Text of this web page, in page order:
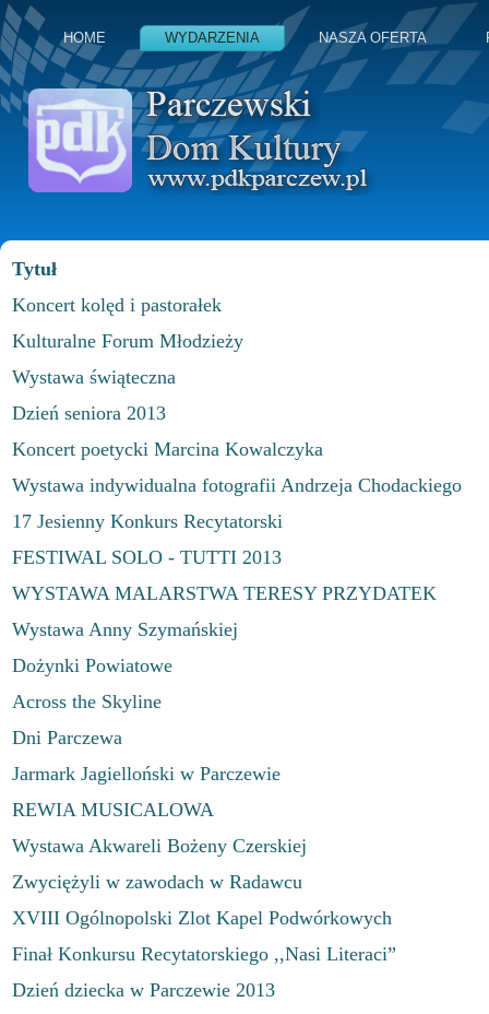
HOME WYDARZENIA NASZA OFERTA
Tytuł
Koncert kolęd i pastorałek
Kulturalne Forum Młodzieży
Wystawa świąteczna
Dzień seniora 2013
Koncert poetycki Marcina Kowalczyka
Wystawa indywidualna fotografii Andrzeja Chodackiego
17 Jesienny Konkurs Recytatorski
FESTIWAL SOLO - TUTTI 2013
WYSTAWA MALARSTWA TERESY PRZYDATEK
Wystawa Anny Szymańskiej
Dożynki Powiatowe
Across the Skyline
Dni Parczewa
Jarmark Jagielloński w Parczewie
REWIA MUSICALOWA
Wystawa Akwareli Bożeny Czerskiej
Zwyciężyli w zawodach w Radawcu
XVIII Ogólnopolski Zlot Kapel Podwórkowych
Finał Konkursu Recytatorskiego ,,Nasi Literaci”
Dzień dziecka w Parczewie 2013